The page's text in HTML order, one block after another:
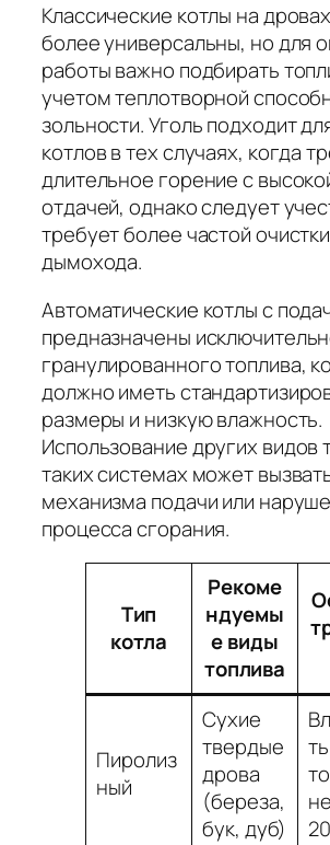
Классические котлы на
более универсальны, но для
работы важно подбирать
учетом теплотворной
зольности. Уголь подходит
котлов в тех случаях, когда
длительное горение с
отдачей, однако следует
требует более частой
дымохода.
Автоматические котлы с
предназначены
гранулированного топлива,
должно иметь
размеры и низкую влажность.
Использование других видов
таких системах может
механизма подачи или
процесса сгорания.
Тип
котла
Рекоме
ндуемы
е виды
топлива
Пиролиз
ный
Сухие
твердые
дрова
(береза,
бук, дуб)
ть